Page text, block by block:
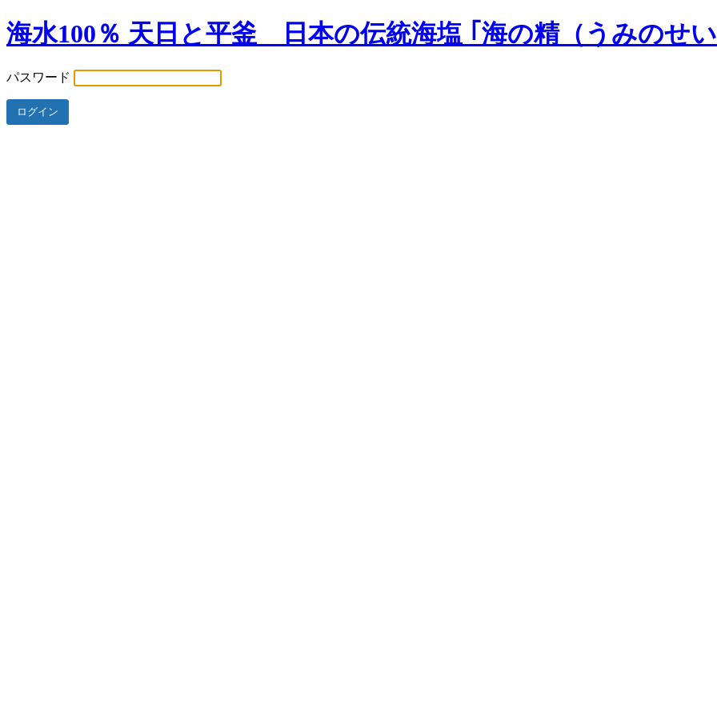
海水100％ 天日と平釜 日本の伝統海塩 ｢海の精（うみのせ
パスワード